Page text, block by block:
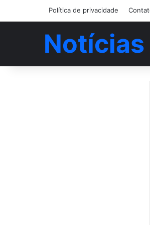
Política de privacidade